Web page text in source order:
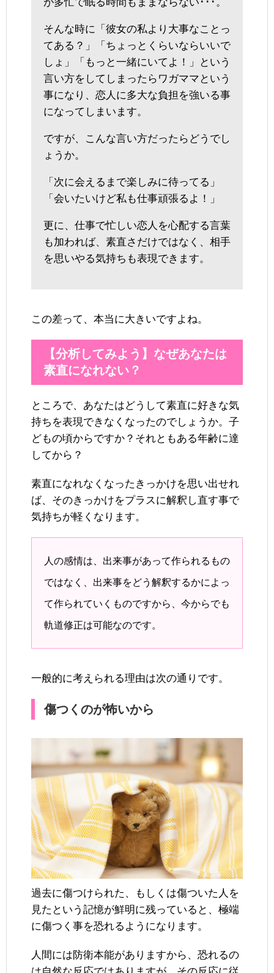
そんな時に「彼女の私より大事なことっ
てある？」「ちょっとくらいならいいで
しょ」「もっと一緒にいてよ！」という
言い方をしてしまったらワガママという
事になり、恋人に多大な負担を強いる事
になってしまいます。
ですが、こんな言い方だったらどうでし
ょうか。
「次に会えるまで楽しみに待ってる」
「会いたいけど私も仕事頑張るよ！」
更に、仕事で忙しい恋人を心配する言葉
も加われば、素直さだけではなく、相手
を思いやる気持ちも表現できます。
この差って、本当に大きいですよね。
【分析してみよう】なぜあなたは
素直になれない？
ところで、あなたはどうして素直に好きな気
持ちを表現できなくなったのでしょうか。子
どもの頃からですか？それともある年齢に達
してから？
素直になれなくなったきっかけを思い出せれ
ば、そのきっかけをプラスに解釈し直す事で
気持ちが軽くなります。
人の感情は、出来事があって作られるもの
ではなく、出来事をどう解釈するかによっ
て作られていくものですから、今からでも
軌道修正は可能なのです。
一般的に考えられる理由は次の通りです。
傷つくのが怖いから
過去に傷つけられた、もしくは傷ついた人を
見たという記憶が鮮明に残っていると、極端
に傷つく事を恐れるようになります。
人間には防衛本能がありますから、恐れるの